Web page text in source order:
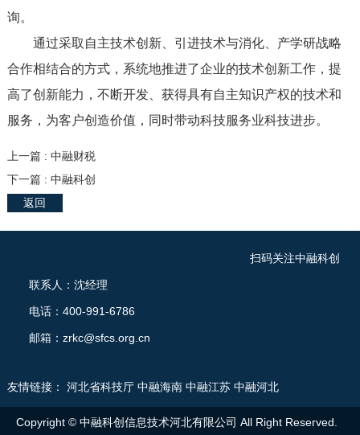
询。
通过采取自主技术创新、引进技术与消化、产学研战略
合作相结合的方式，系统地推进了企业的技术创新工作，提
高了创新能力，不断开发、获得具有自主知识产权的技术和
服务，为客户创造价值，同时带动科技服务业科技进步。
上一篇 : 中融财税
下一篇 : 中融科创
返回
联系人：沈经理
电话：400-991-6786
邮箱：zrkc@sfcs.org.cn
扫码关注中融科创
友情链接： 河北省科技厅 中融海南 中融江苏 中融河北
Copyright © 中融科创信息技术河北有限公司 All Right Reserved.